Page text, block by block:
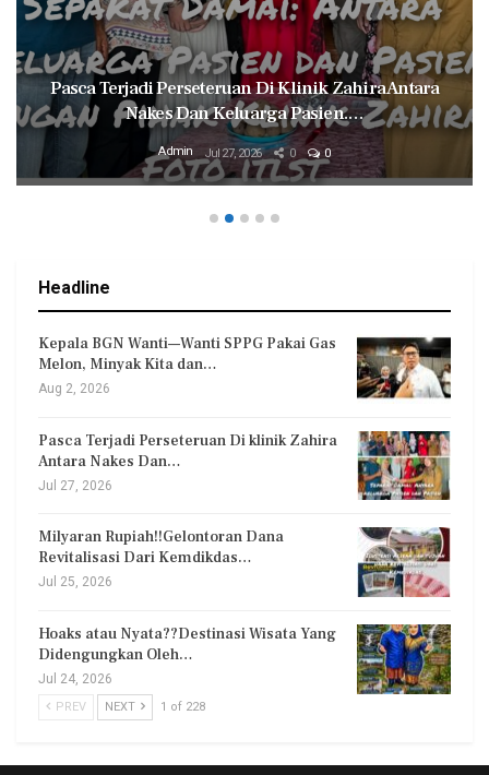
Pasca Terjadi Perseteruan Di Klinik Zahira Antara
Nakes Dan Keluarga Pasien.…
Admin Jul 27, 2026 0 0
Headline
Kepala BGN Wanti—Wanti SPPG Pakai Gas
Melon, Minyak Kita dan…
Aug 2, 2026
Pasca Terjadi Perseteruan Di klinik Zahira
Antara Nakes Dan…
Jul 27, 2026
Milyaran Rupiah!!Gelontoran Dana
Revitalisasi Dari Kemdikdas…
Jul 25, 2026
Hoaks atau Nyata??Destinasi Wisata Yang
Didengungkan Oleh…
Jul 24, 2026
PREV NEXT 1 of 228